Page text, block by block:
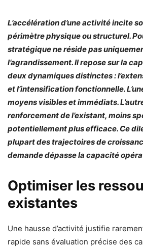
L’accélération d’une activité incite
périmètre physique ou structurel.
stratégique ne réside pas
l’agrandissement. Il repose sur la
deux dynamiques distinctes :
et l’intensification fonctionnelle.
moyens visibles et immédiats.
renforcement de l’existant, moins
potentiellement plus efficace. Ce
plupart des trajectoires de
demande dépasse la capacité
Optimiser les
existantes
Une hausse d’activité justifie
rapide sans évaluation précise des